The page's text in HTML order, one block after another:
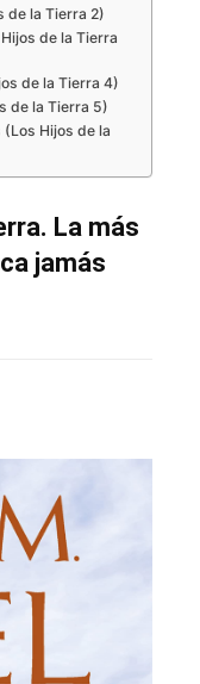
de la Tierra 2)
de la Tierra
de la Tierra 4)
de la Tierra 5)
Hijos de la
La más
jamás